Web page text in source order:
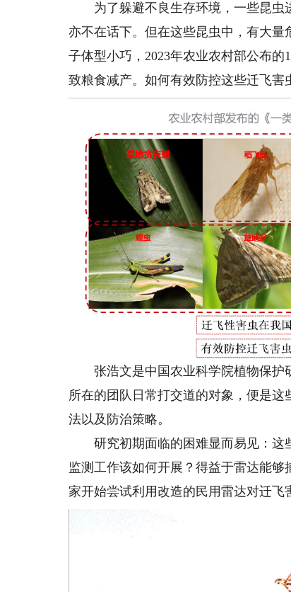
为了躲避不良生存环境，一些昆虫
亦不在话下。但在这些昆虫中，有大量
子体型小巧，2023年农业农村部公布
致粮食减产。如何有效防控这些迁飞害
张浩文是中国农业科学院植物保护
所在的团队日常打交道的对象，便是
法以及防治策略。
研究初期面临的困难显而易见：这
监测工作该如何开展？得益于雷达能
家开始尝试利用改造的民用雷达对迁飞